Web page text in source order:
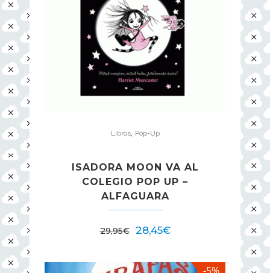
Libros, Pop-Up
ISADORA MOON VA AL
COLEGIO POP UP –
ALFAGUARA
29,95€ 28,45€